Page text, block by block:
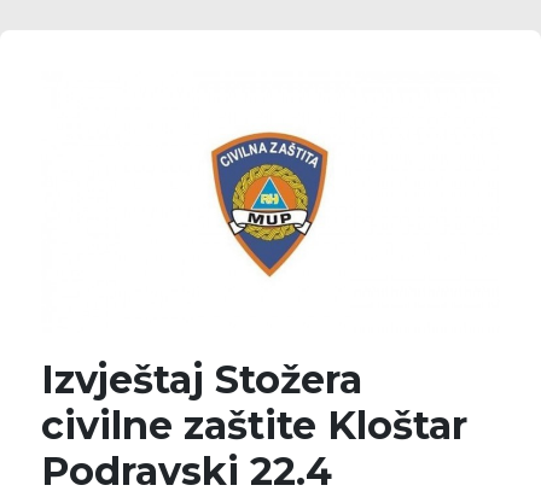
Izvještaj Stožera
civilne zaštite Kloštar
Podravski 22.4